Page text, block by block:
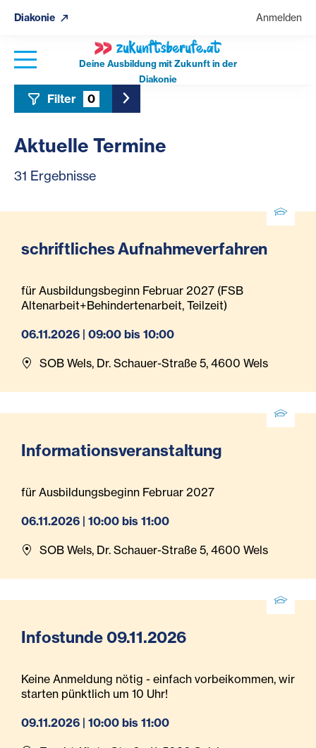
Diakonie Anmelden
Deine Ausbildung mit Zukunft in der
Diakonie
Filter 0 Toggle Sidebar Filter
Aktuelle Termine
31 Ergebnisse
schriftliches Aufnahmeverfahren
für Ausbildungsbeginn Februar 2027 (FSB
Altenarbeit+Behindertenarbeit, Teilzeit)
06.11.2026 | 09:00 bis 10:00
SOB Wels, Dr. Schauer-Straße 5, 4600 Wels
Informationsveranstaltung
für Ausbildungsbeginn Februar 2027
06.11.2026 | 10:00 bis 11:00
SOB Wels, Dr. Schauer-Straße 5, 4600 Wels
Infostunde 09.11.2026
Keine Anmeldung nötig - einfach vorbeikommen, wir
starten pünktlich um 10 Uhr!
09.11.2026 | 10:00 bis 11:00